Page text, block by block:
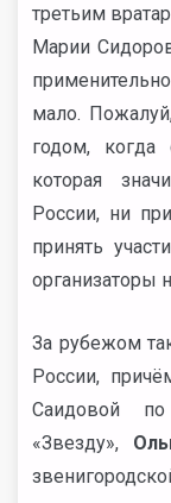
третьим
Марии
мало.
годом, когда
которая
России, ни
принять
организаторы
За рубежом
России,
Саидовой
«Звезду»,